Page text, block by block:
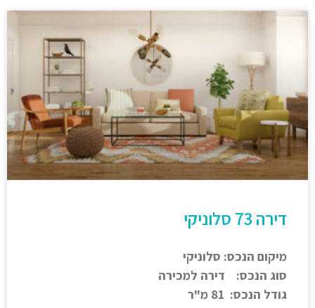
דירה 73 סלוניקי
מיקום הנכס: סלוניקי
סוג הנכס: דירה למכירה
גודל הנכס: 81 מ"ר